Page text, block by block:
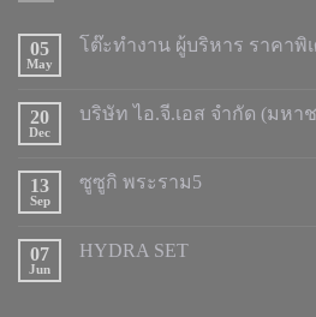
05
May
โต๊ะทำงาน ผู้บริหาร ราคาพิ
20
Dec
บริษัท ไอ.จี.เอส จำกัด (มหา
13
Sep
ซูซูกิ พระราม5
07
Jun
HYDRA SET